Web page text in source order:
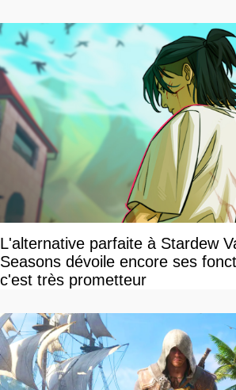
L'alternative parfaite à Stardew
Seasons dévoile encore ses
c'est très prometteur